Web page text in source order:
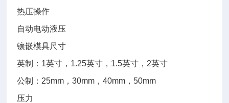
热压操作
自动电动液压
镶嵌模具尺寸
英制：1英寸，1.25英寸，1.5英寸，2英寸
公制：25mm，30mm ，40mm，50mm
压力